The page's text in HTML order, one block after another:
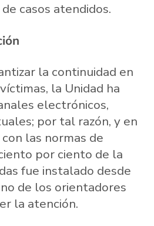
casos atendidos.
la continuidad en
la Unidad ha
electrónicos,
por tal razón, y en
las normas de
por ciento de la
fue instalado desde
de los orientadores
la atención.